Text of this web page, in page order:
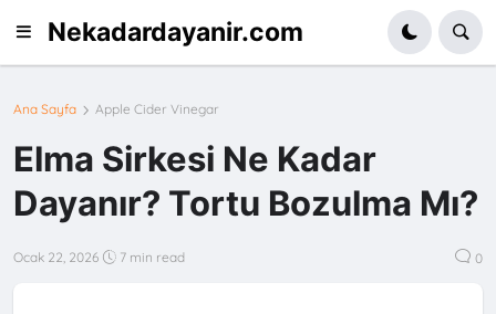
Nekadardayanir.com
Ana Sayfa Apple Cider Vinegar
Elma Sirkesi Ne Kadar
Dayanır? Tortu Bozulma Mı?
Ocak 22, 2026 7 min read 0